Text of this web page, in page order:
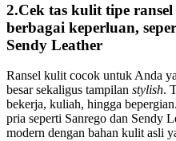
2.Cek tas kulit tipe
berbagai keperluan,
Sendy Leather
Ransel kulit cocok untuk Anda
besar sekaligus tampilan stylish.
bekerja, kuliah, hingga
pria seperti Sanrego dan Sendy
modern dengan bahan kulit asli